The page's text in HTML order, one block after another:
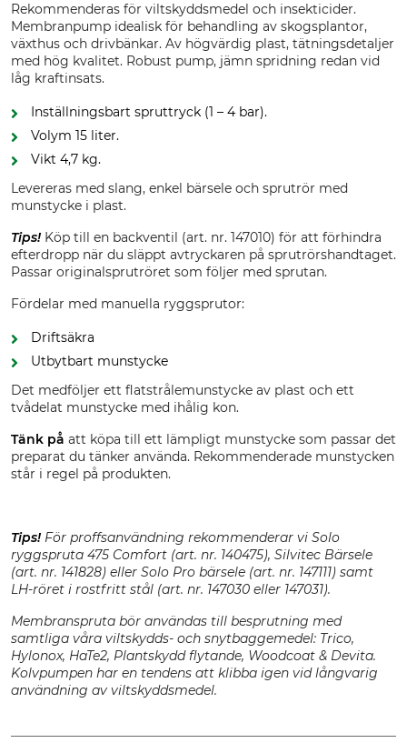
Rekommenderas för viltskyddsmedel och insekticider.
Membranpump idealisk för behandling av skogsplantor,
växthus och drivbänkar. Av högvärdig plast, tätningsdetaljer
med hög kvalitet. Robust pump, jämn spridning redan vid
låg kraftinsats.
Inställningsbart spruttryck (1 – 4 bar).
Volym 15 liter.
Vikt 4,7 kg.
Levereras med slang, enkel bärsele och sprutrör med
munstycke i plast.
Tips! Köp till en backventil (art. nr. 147010) för att förhindra
efterdropp när du släppt avtryckaren på sprutrörshandtaget.
Passar originalsprutröret som följer med sprutan.
Fördelar med manuella ryggsprutor:
Driftsäkra
Utbytbart munstycke
Det medföljer ett flatstrålemunstycke av plast och ett
tvådelat munstycke med ihålig kon.
Tänk på att köpa till ett lämpligt munstycke som passar det
preparat du tänker använda. Rekommenderade munstycken
står i regel på produkten.
Tips! För proffsanvändning rekommenderar vi Solo
ryggspruta 475 Comfort (art. nr. 140475), Silvitec Bärsele
(art. nr. 141828) eller Solo Pro bärsele (art. nr. 147111) samt
LH-röret i rostfritt stål (art. nr. 147030 eller 147031).
Membranspruta bör användas till besprutning med
samtliga våra viltskydds- och snytbaggemedel: Trico,
Hylonox, HaTe2, Plantskydd flytande, Woodcoat & Devita.
Kolvpumpen har en tendens att klibba igen vid långvarig
användning av viltskyddsmedel.